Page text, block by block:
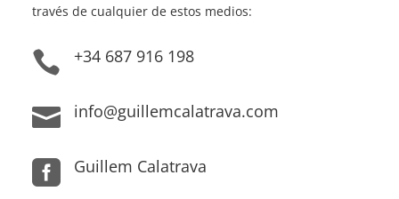
través de cualquier de estos medios:
 +34 687 916 198
 info@guillemcalatrava.com
 Guillem Calatrava